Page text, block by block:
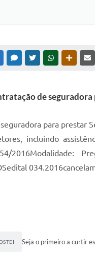
FACEBOOKMESSENGER
TWITTERWHATSAPP
de seguradora
para prestar
incluindo
2016Modalidade:
Seja o primeiro a curtir